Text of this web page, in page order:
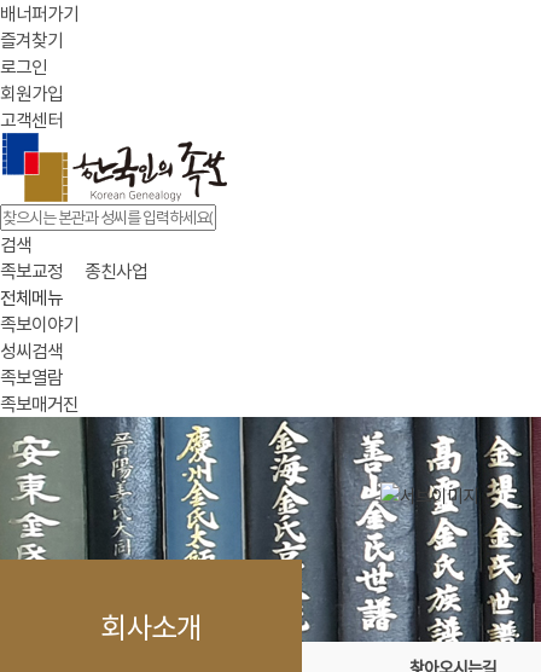
배너퍼가기
즐겨찾기
로그인
회원가입
고객센터
검색
족보교정
종친사업
전체메뉴
족보이야기
성씨검색
족보열람
족보매거진
회사소개